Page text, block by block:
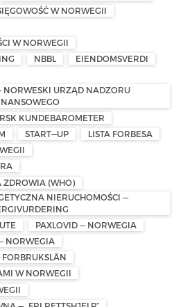
W NORWEGII
W NORWEGII
NBBL
EIENDOMSVERDI
NORWESKI URZĄD NADZORU
KUNDEBAROMETER
START—UP
LISTA FORBESA
ZDROWIA (WHO)
NIERUCHOMOŚCI —
PAXLOVID — NORWEGIA
NORWEGIA
W NORWEGII